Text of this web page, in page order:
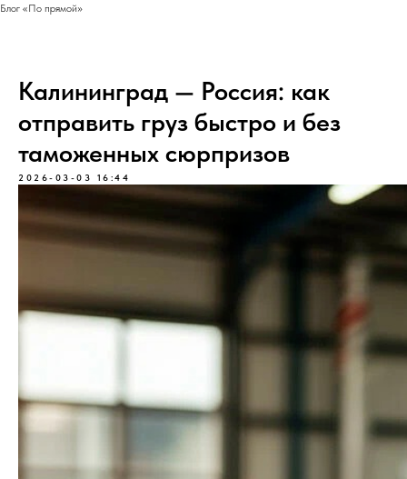
Блог «По прямой»
Калининград — Россия: как
отправить груз быстро и без
таможенных сюрпризов
2026-03-03 16:44